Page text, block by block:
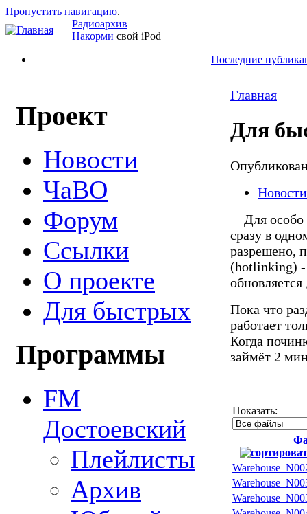
Пропустить навигацию.
Радиоархив
Накорми свой iPod
Последние
Проект
Новости
ЧаВО
Форум
Ссылки
О проекте
Для быстрых
Программы
FM
Достоевский
Плейлисты
Архив
Главная
Для
Новости
Для особо
сразу в
разрешено,
(hotlinking) -
обновляется
Пока что
работает
Когда
займёт 2
Показать: